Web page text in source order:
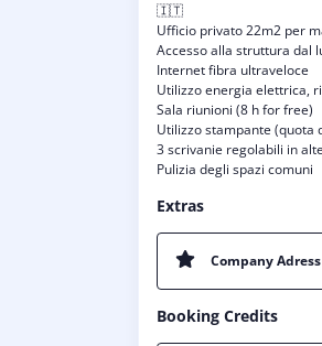
🇮🇹
Ufficio privato 22m2 per
Accesso alla struttura dal
Internet fibra ultraveloce
Utilizzo energia elettrica,
Sala riunioni (8 h for free)
Utilizzo stampante (quota
3 scrivanie regolabili in
Pulizia degli spazi comuni
Extras
Company
Booking Credits